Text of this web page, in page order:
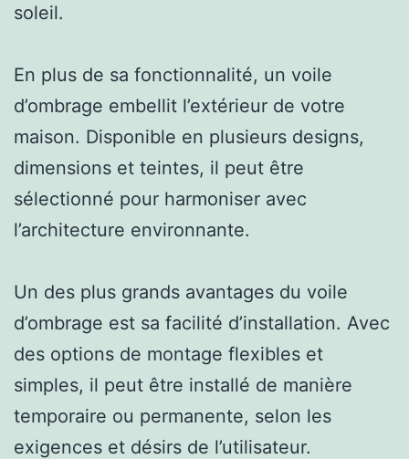
soleil.
En plus de sa fonctionnalité, un voile
d’ombrage embellit l’extérieur de votre
maison. Disponible en plusieurs designs,
dimensions et teintes, il peut être
sélectionné pour harmoniser avec
l’architecture environnante.
Un des plus grands avantages du voile
d’ombrage est sa facilité d’installation. Avec
des options de montage flexibles et
simples, il peut être installé de manière
temporaire ou permanente, selon les
exigences et désirs de l’utilisateur.